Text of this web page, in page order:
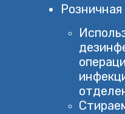
Розничная